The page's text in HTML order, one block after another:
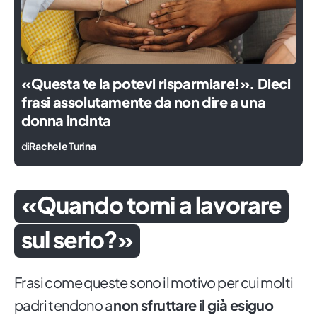
«Questa te la potevi risparmiare!». Dieci
frasi assolutamente da non dire a una
donna incinta
diRachele Turina
«Quando torni a lavorare
sul serio?»
Frasi come queste sono il motivo per cui molti
padri tendono anon sfruttare il già esiguo